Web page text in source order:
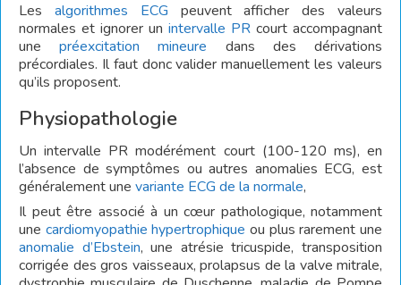
Les algorithmes ECG peuvent afficher des valeurs
normales et ignorer un intervalle PR court accompagnant
unepréexcitation mineure dans des dérivations
précordiales. Il faut donc valider manuellement les valeurs
qu’ils proposent.
Physiopathologie
Un intervalle PR modérément court (100-120 ms), en
l’absence de symptômes ou autres anomalies ECG, est
généralement une variante ECG de la normale,
Il peut être associé à un cœur pathologique, notamment
une cardiomyopathie hypertrophique ou plus rarement une
anomalie d’Ebstein, une atrésie tricuspide, transposition
corrigée des gros vaisseaux, prolapsus de la valve mitrale,